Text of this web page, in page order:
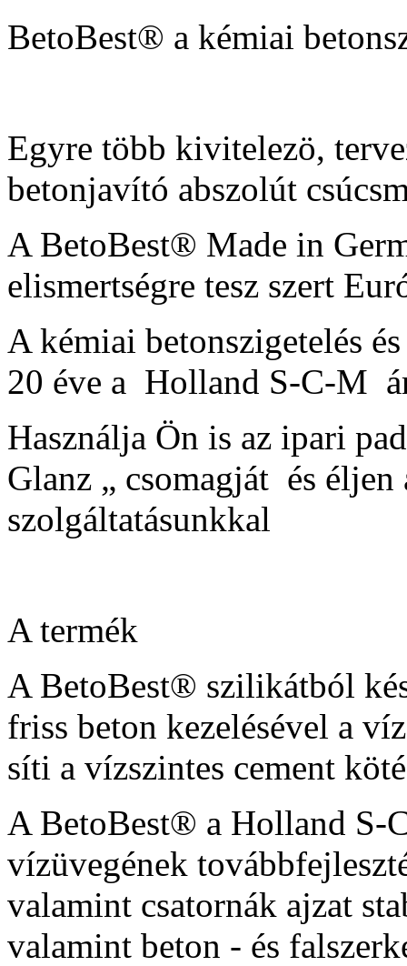
BetoBest® a kémiai
Egyre több kivitelezö,
betonjavító abszolút
A BetoBest® Made in
elismertségre tesz szert
A kémiai betonszigetelés
20 éve a Holland S-C-M
Használja Ön is az ipari
Glanz „ csomagját és
szolgáltatásunkkal
A termék
A BetoBest® szilikátból
friss beton kezelésével a
síti a vízszintes cement
A BetoBest® a Holland S-
vízüvegének
valamint csatornák ajzat
valamint beton - és